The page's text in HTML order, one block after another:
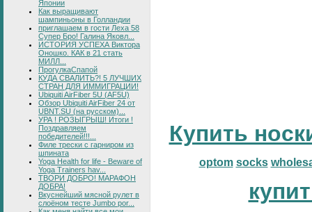
Японии
Как выращивают
шампиньоны в Голландии
приглашаем в гости Леха 58
Супер Бро! Галина Яковл...
ИСТОРИЯ УСПЕХА Виктора
Оношко. КАК в 21 стать
МИЛЛ...
ПрогулкаСпапой
КУДА СВАЛИТЬ?! 5 ЛУЧШИХ
СТРАН ДЛЯ ИММИГРАЦИИ!
Ubiquiti AirFiber 5U (AF5U)
Обзор Ubiquiti AirFiber 24 от
UBNT.SU (на русском)...
УРА ! РОЗЫГРЫШ! Итоги !
Поздравляем
победителей!!!...
Филе трески с гарниром из
шпината
Yoga Health for life - Beware of
Yoga Trainers hav...
ТВОРИ ДОБРО! МАРАФОН
ДОБРА!
Вкуснейший мясной рулет в
слоёном тесте Jumbo por...
Купить
optom socks